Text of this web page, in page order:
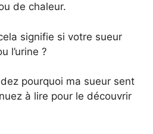
de chaleur.
signifie si votre sueur
l’urine ?
pourquoi ma sueur sent
à lire pour le découvrir